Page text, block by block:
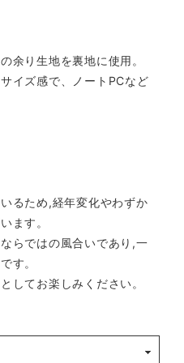
余り生地を裏地に使用。
イズ感で、ノートPCなど
るため,経年変化やわずか
ます。
らではの風合いであり,一
す。
してお楽しみください。